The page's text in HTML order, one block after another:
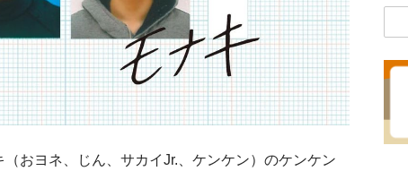
おヨネ、じん、サカイJr.、ケンケン）のケンケン